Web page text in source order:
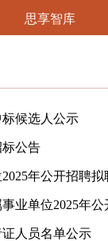
思享智库
标候选人公示
标公告
年公开招聘
业单位2025年
人员名单公示